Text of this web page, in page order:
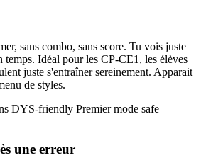
sans combo, sans score. Tu vois juste
temps. Idéal pour les CP-CE1, les élèves
juste s'entraîner sereinement. Apparait
de styles.
DYS-friendly Premier mode safe
une erreur